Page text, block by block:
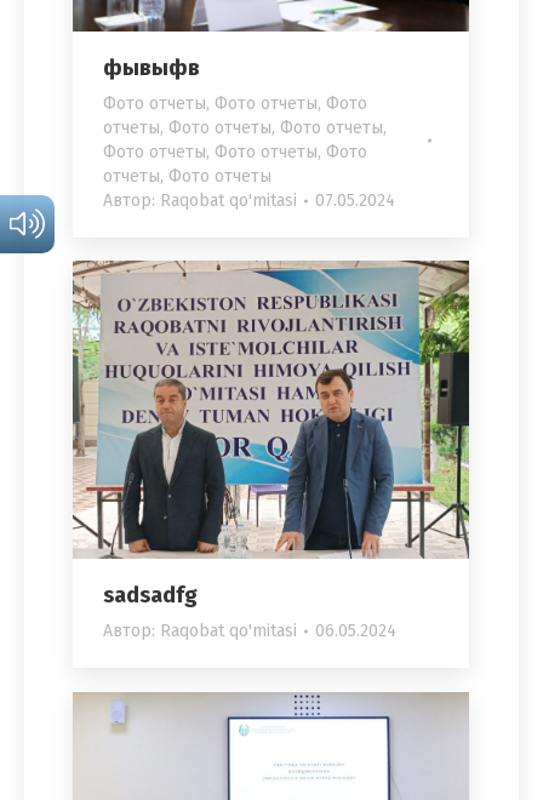
фывыфв
Фото отчеты, Фото отчеты, Фото
отчеты, Фото отчеты, Фото отчеты,
Фото отчеты, Фото отчеты, Фото
отчеты, Фото отчеты
Автор: Raqobat qo'mitasi 07.05.2024
sadsadfg
Автор: Raqobat qo'mitasi 06.05.2024